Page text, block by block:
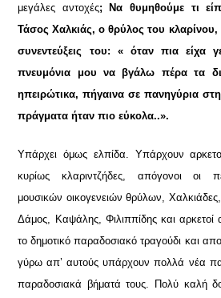
μεγάλες αντοχές; Να θυμηθούμε τι
Τάσος Χαλκιάς, ο θρύλος του κλαρίνου,
συνεντεύξεις του: « όταν πια είχα
πνευμόνια μου να βγάλω πέρα τα
ηπειρώτικα, πήγαινα σε πανηγύρια
πράγματα ήταν πιο εύκολα..».
Υπάρχει όμως ελπίδα. Υπάρχουν
κυρίως κλαριντζήδες, απόγονοι οι
μουσικών οικογενειών θρύλων,
Δάμος, Καψάλης, Φιλιππίδης και αρκετοί
το δημοτικό παραδοσιακό τραγούδι και
γύρω απ’ αυτούς υπάρχουν πολλά νέα
παραδοσιακά βήματά τους. Πολύ καλή